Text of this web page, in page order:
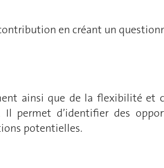
en créant un
ainsi que de la flexibilité et
Il permet d’identifier des
potentielles.